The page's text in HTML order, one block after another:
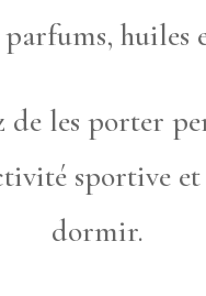
parfums, huiles
de les porter
sportive
dormir.